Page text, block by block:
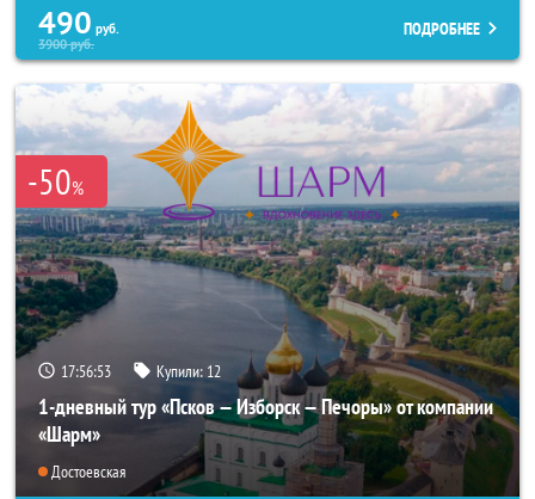
490 руб.
3900руб.
ПОДРОБНЕЕ
-50%
17:56:52 Купили: 12
1-дневный тур «Псков — Изборск — Печоры» от компании
«Шарм»
Достоевская